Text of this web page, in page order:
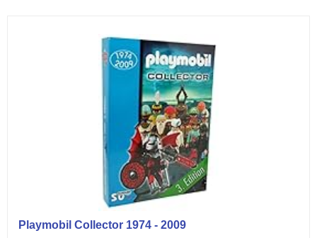
Playmobil Collector 1974 - 2009